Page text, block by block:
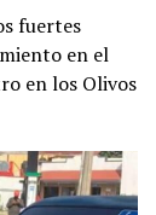
fuertes
en el
en los Olivos